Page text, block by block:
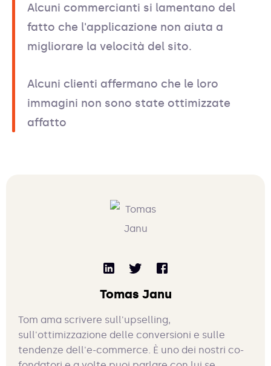
Alcuni commercianti si lamentano del
fatto che l'applicazione non aiuta a
migliorare la velocità del sito.
Alcuni clienti affermano che le loro
immagini non sono state ottimizzate
affatto
Tomas Janu
Tom ama scrivere sull'upselling,
sull'ottimizzazione delle conversioni e sulle
tendenze dell'e-commerce. È uno dei nostri co-